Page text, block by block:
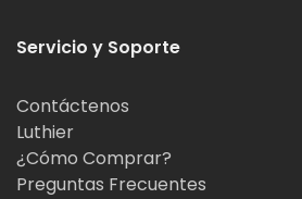
Servicio y Soporte
Contáctenos
Luthier
¿Cómo Comprar?
Preguntas Frecuentes